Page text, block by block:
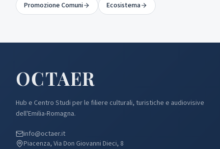
Promozione Comuni Ecosistema
OCTAER
Hub e Centro Studi per le filiere culturali, turistiche e audiovisive
dell'Emilia-Romagna.
info@octaer.it
Piacenza, Via Don Giovanni Dieci, 8